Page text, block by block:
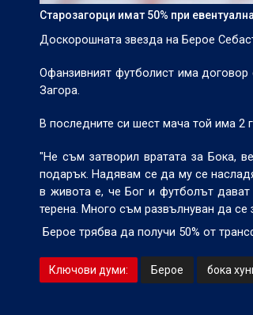
Старозагорци имат 50% при
Доскорошната звезда на Берое
Офанзивният футболист има
Загора.
В последните си шест мача той има 2
"Не съм затворил вратата за Бока,
подарък. Надявам се да му се
в живота е, че Бог и футболът
терена. Много съм развълнуван да
Берое трябва да получи 50% от
Ключови думи: Берое бока